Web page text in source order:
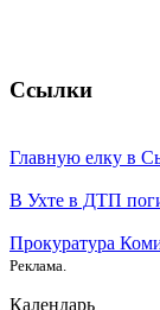
Ссылки
Главную елку в
В Ухте в ДТП
Прокуратура
Реклама.
Календарь